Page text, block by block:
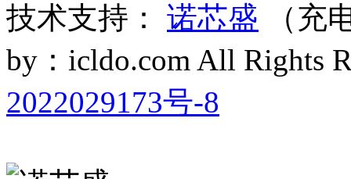
技术支持： 诺芯盛 （充
by：icldo.com All Rights
2022029173号-8